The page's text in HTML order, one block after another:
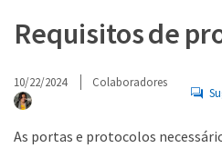
Requisitos de
10/22/2024 Colaboradores
As portas e protocolos